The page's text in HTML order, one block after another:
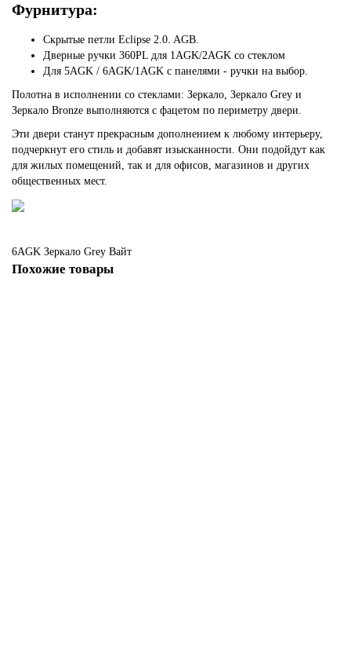
Фурнитура:
Скрытые петли Eclipse 2.0. AGB.
Дверные ручки 360PL для 1AGK/2AGK со стеклом
Для 5AGK / 6AGK/1AGK с панелями - ручки на выбор.
Полотна в исполнении со стеклами: Зеркало, Зеркало Grey и
Зеркало Bronze выполняются с фацетом по периметру двери.
Эти двери станут прекрасным дополнением к любому интерьеру,
подчеркнут его стиль и добавят изысканности. Они подойдут как
для жилых помещений, так и для офисов, магазинов и других
общественных мест.
6AGK Зеркало Grey Вайт
Похожие товары